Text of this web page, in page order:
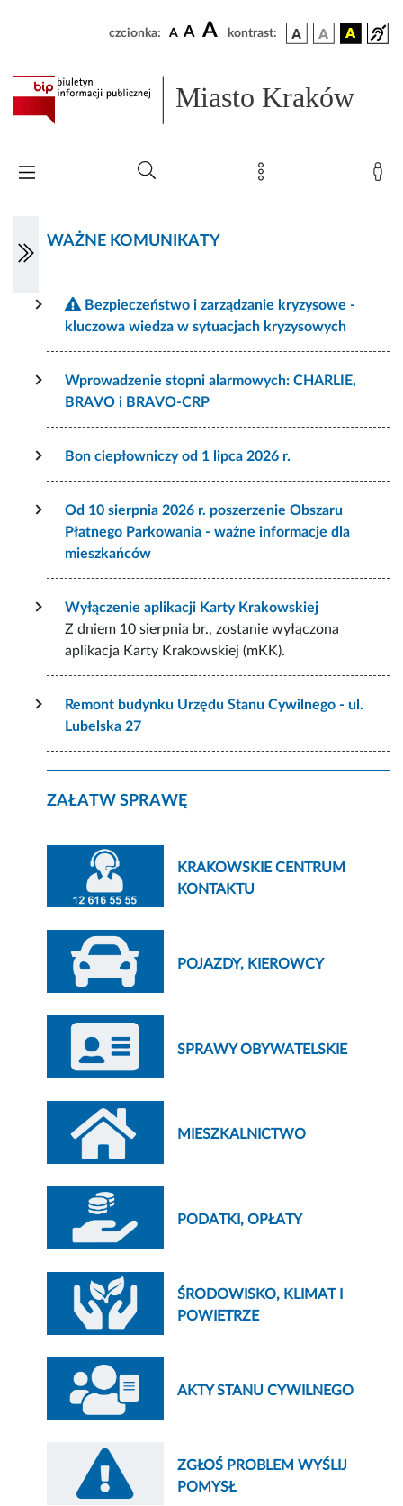
czcionka: A A A kontrast:
Miasto Kraków
WAŻNE KOMUNIKATY
Bezpieczeństwo i zarządzanie kryzysowe -
kluczowa wiedza w sytuacjach kryzysowych
Wprowadzenie stopni alarmowych: CHARLIE,
BRAVO i BRAVO-CRP
Bon ciepłowniczy od 1 lipca 2026 r.
Od 10 sierpnia 2026 r. poszerzenie Obszaru
Płatnego Parkowania - ważne informacje dla
mieszkańców
Wyłączenie aplikacji Karty Krakowskiej
Z dniem 10 sierpnia br., zostanie wyłączona
aplikacja Karty Krakowskiej (mKK).
Remont budynku Urzędu Stanu Cywilnego - ul.
Lubelska 27
ZAŁATW SPRAWĘ
KRAKOWSKIE CENTRUM
KONTAKTU
POJAZDY, KIEROWCY
SPRAWY OBYWATELSKIE
AKTY STANU CYWILNEGO
MIESZKALNICTWO
PODATKI, OPŁATY
ŚRODOWISKO, KLIMAT I
POWIETRZE
ZGŁOŚ PROBLEM WYŚLIJ
POMYSŁ